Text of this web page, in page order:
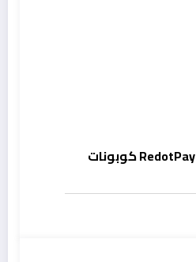
احصل على خصم RedotPay Card كوبونات